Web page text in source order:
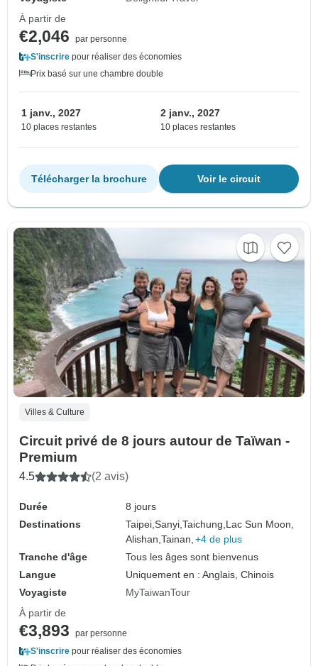
À partir de
€2,046
par personne
S'inscrire pour réaliser des économies
Prix basé sur une chambre double
1 janv., 2027
10 places restantes
2 janv., 2027
10 places restantes
Voir le circuit
Télécharger la brochure
Villes & Culture
Circuit privé de 8 jours autour de Taïwan -
Premium
4.5 (2 avis)
Durée
8 jours
Destinations
Taipei,Sanyi,Taichung, Lac Sun Moon,
Alishan,Tainan, +4 de plus
Tranche d'âge
Tous les âges sont bienvenus
Langue
Uniquement en : Anglais, Chinois
Voyagiste
MyTaiwanTour
À partir de
€3,893
par personne
S'inscrire pour réaliser des économies